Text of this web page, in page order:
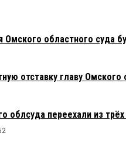
Омского областного суда
отставку главу
облсуда переехали из